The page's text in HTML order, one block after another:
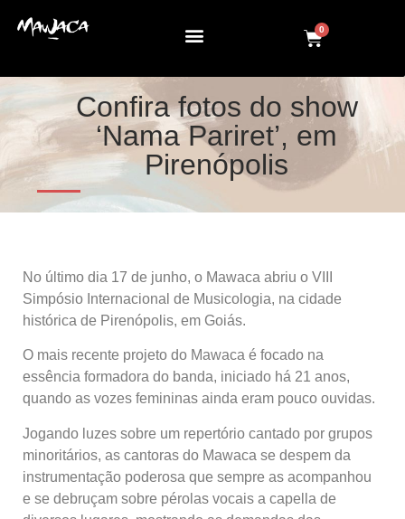
0
Confira fotos do show
‘Nama Pariret’, em
Pirenópolis
No último dia 17 de junho, o Mawaca abriu o VIII
Simpósio Internacional de Musicologia, na cidade
histórica de Pirenópolis, em Goiás.
O mais recente projeto do Mawaca é focado na
essência formadora do banda, iniciado há 21 anos,
quando as vozes femininas ainda eram pouco ouvidas.
Jogando luzes sobre um repertório cantado por grupos
minoritários, as cantoras do Mawaca se despem da
instrumentação poderosa que sempre as acompanhou
e se debruçam sobre pérolas vocais a capella de